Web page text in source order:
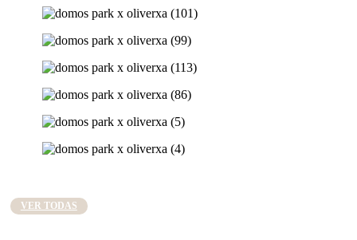
VER TODAS